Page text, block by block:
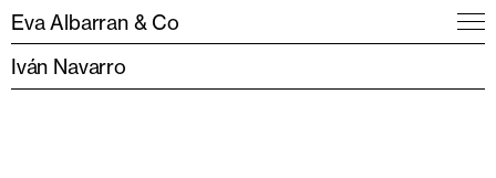
Eva Albarran & Co
Iván Navarro